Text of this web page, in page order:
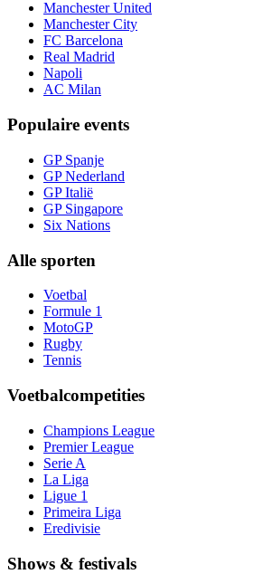
Manchester United
Manchester City
FC Barcelona
Real Madrid
Napoli
AC Milan
Populaire events
GP Spanje
GP Nederland
GP Italië
GP Singapore
Six Nations
Alle sporten
Voetbal
Formule 1
MotoGP
Rugby
Tennis
Voetbalcompetities
Champions League
Premier League
Serie A
La Liga
Ligue 1
Primeira Liga
Eredivisie
Shows & festivals